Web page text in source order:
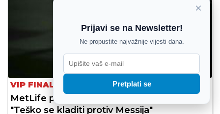
VIP FINALE
MetLife prepun slavnih, Trump poručio:
"Teško se kladiti protiv Messija"
×
Prijavi se na Newsletter!
Ne propustite najvažnije vijesti dana.
Pretplati se